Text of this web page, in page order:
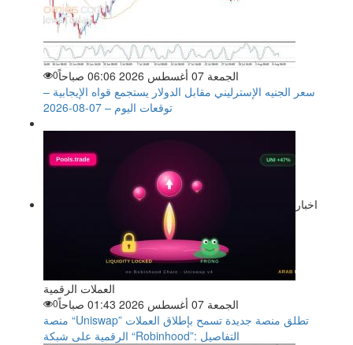
الجمعة 07 أغسطس 2026 06:06 صباحاً 0
سعر الجنيه الإسترليني مقابل الدولار يستجمع قواه الإيجابية –
توقعات اليوم – 07-08-2026
اخبار
العملات الرقمية
الجمعة 07 أغسطس 2026 01:43 صباحاً
0
منصة “Uniswap” تطلق منصة جديدة تسمح بإطلاق العملات
الرقمية على شبكة “Robinhood”: التفاصيل